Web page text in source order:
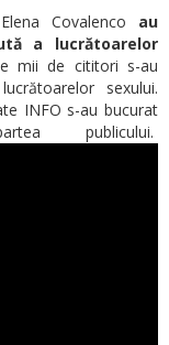
Covalenco au
a lucrătoarelor
mii de cititori s-au
sexului.
INFO s-au bucurat
publicului.